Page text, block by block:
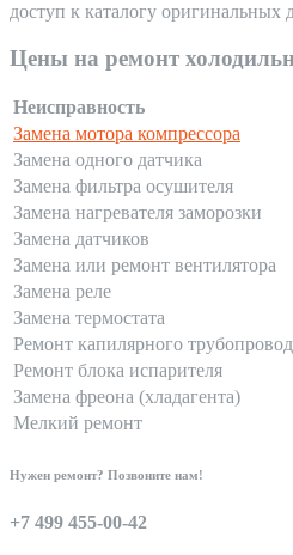
доступ к каталогу оригинальных
Цены на ремонт
Неисправность
Замена мотора компрессора
Замена одного датчика
Замена фильтра осушителя
Замена нагревателя заморозки
Замена датчиков
Замена или ремонт вентилятора
Замена реле
Замена термостата
Ремонт капилярного
Ремонт блока испарителя
Замена фреона (хладагента)
Мелкий ремонт
Нужен ремонт? Позвоните нам!
+7 499 455-00-42